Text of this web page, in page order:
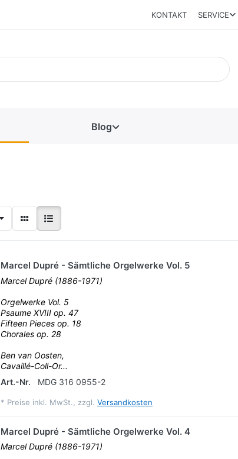
KONTAKT SERVICE
Blog
Marcel Dupré - Sämtliche Orgelwerke Vol. 5
Marcel Dupré (1886-1971)
Orgelwerke Vol. 5
Psaume XVIII op. 47
Fifteen Pieces op. 18
Chorales op. 28
Ben van Oosten,
Cavaillé-Coll-Or...
Art.-Nr.
MDG 316 0955-2
* Preise inkl. MwSt., zzgl. Versandkosten
Marcel Dupré - Sämtliche Orgelwerke Vol. 4
Marcel Dupré (1886-1971)